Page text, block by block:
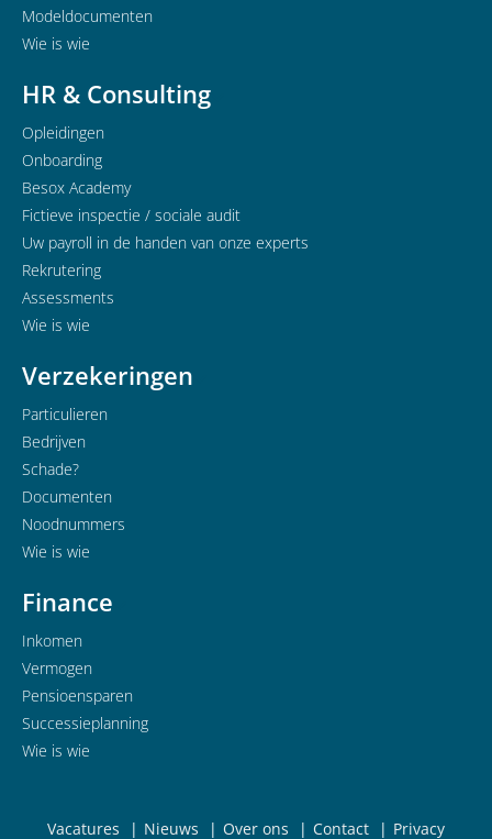
Modeldocumenten
Wie is wie
HR & Consulting
Opleidingen
Onboarding
Besox Academy
Fictieve inspectie / sociale audit
Uw payroll in de handen van onze experts
Rekrutering
Assessments
Wie is wie
Verzekeringen
Particulieren
Bedrijven
Schade?
Documenten
Noodnummers
Wie is wie
Finance
Inkomen
Vermogen
Pensioensparen
Successieplanning
Wie is wie
Vacatures Nieuws Over ons Contact Privacy